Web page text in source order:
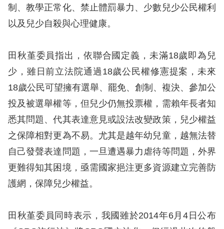
網
宣
言
制、教學正常化、禁止體罰暴力、少數兒少公民權利
以及兒少自殺與心理健康。
田秋堇委員指出，依聯合國定義，未滿18歲即為兒
少，雖日前立法院通過18歲公民權修憲提案，未來
18歲公民可望擁有選舉、罷免、創制、複決、參加公
投及被選舉權等，但兒少仍無投票權，需賴年長者知
悉其問題、代其表達意見或設法改變政策，兒少權益
之保障相對更為不易。尤其是越年幼兒童，越無法替
自己發聲表達問題，一旦遭遇暴力虐待等問題，外界
更難得知其困境，亟需國家挹注更多資源建立完善防
護網，保障兒少權益。
田秋堇委員同時表示，我國雖於2014年6月4日公布